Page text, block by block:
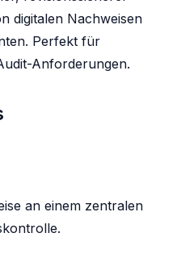
digitalen Nachweisen
Perfekt für
Anforderungen.
an einem zentralen